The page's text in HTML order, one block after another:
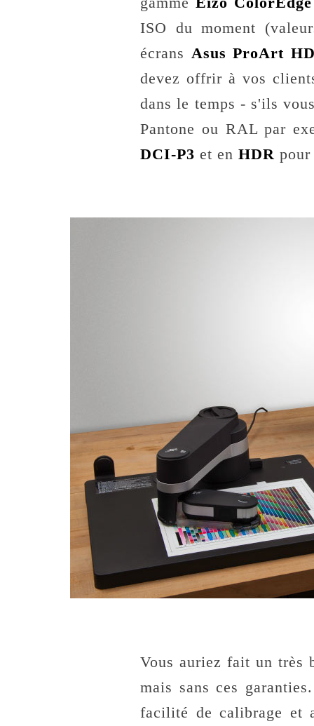
ISO du moment
écrans Asus ProArt
devez offrir à vos
dans le temps - s'ils
Pantone ou RAL par
DCI-P3 et en HDR
Vous auriez fait un très
mais sans ces
facilité de calibrage et